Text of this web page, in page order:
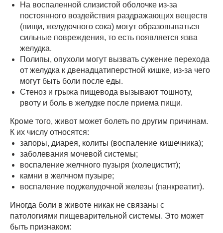
На воспаленной слизистой оболочке из-за
постоянного воздействия раздражающих веществ
(пищи, желудочного сока) могут образовываться
сильные повреждения, то есть появляется язва
желудка.
Полипы, опухоли могут вызвать сужение перехода
от желудка к двенадцатиперстной кишке, из-за чего
могут быть боли после еды.
Стеноз и грыжа пищевода вызывают тошноту,
рвоту и боль в желудке после приема пищи.
Кроме того, живот может болеть по другим причинам.
К их числу относятся:
запоры, диарея, колиты (воспаление кишечника);
заболевания мочевой системы;
воспаление желчного пузыря (холецистит);
камни в желчном пузыре;
воспаление поджелудочной железы (панкреатит).
Иногда боли в животе никак не связаны с
патологиями пищеварительной системы. Это может
быть признаком: